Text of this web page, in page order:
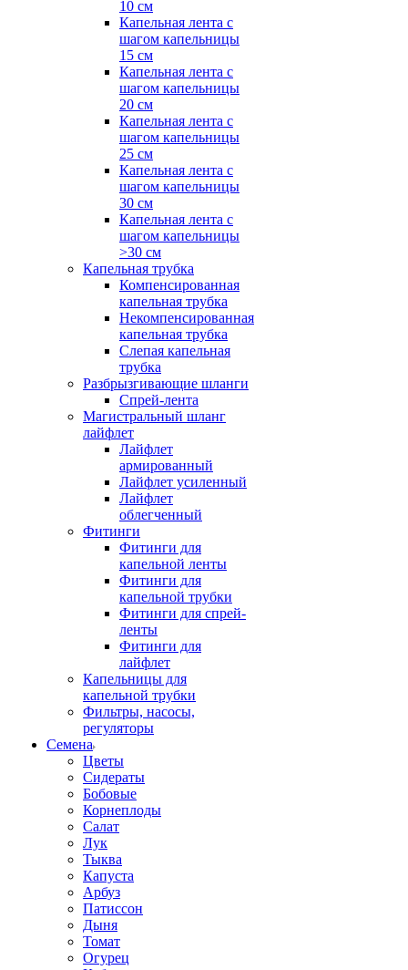
10 см
Капельная лента с
шагом капельницы
15 см
Капельная лента с
шагом капельницы
20 см
Капельная лента с
шагом капельницы
25 см
Капельная лента с
шагом капельницы
30 см
Капельная лента с
шагом капельницы
>30 см
Капельная трубка
Компенсированная
капельная трубка
Некомпенсированная
капельная трубка
Слепая капельная
трубка
Разбрызгивающие шланги
Спрей-лента
Магистральный шланг
лайфлет
Лайфлет
армированный
Лайфлет усиленный
Лайфлет
облегченный
Фитинги
Фитинги для
капельной ленты
Фитинги для
капельной трубки
Фитинги для спрей-
ленты
Фитинги для
лайфлет
Капельницы для
капельной трубки
Фильтры, насосы,
регуляторы
Семена
Цветы
Сидераты
Бобовые
Корнеплоды
Салат
Лук
Тыква
Капуста
Арбуз
Патиссон
Дыня
Томат
Огурец